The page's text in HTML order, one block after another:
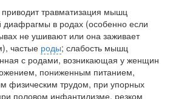
приводит травматизация мышц
диафрагмы в родах (осо­бенно если
не ушивают или она заживает
частые роды; слабость мышц
с родами, возникающая у женщин
пониженным питанием,
физи­ческим трудом, при упорных
половом инфантилизме, резком